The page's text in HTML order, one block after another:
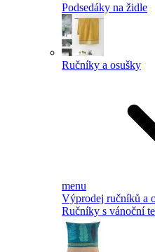
Podsedáky na židle
Ručníky a osušky
menu
Výprodej ručníků a
Ručníky s vánoční